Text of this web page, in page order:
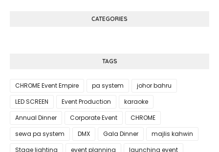
CATEGORIES
TAGS
CHROME Event Empire pa system
johor bahru
LED SCREEN
Event Production
karaoke
Annual Dinner
Corporate Event
CHROME
sewa pa system
DMX Gala Dinner
majlis kahwin
Stage lighting
event planning
launching event